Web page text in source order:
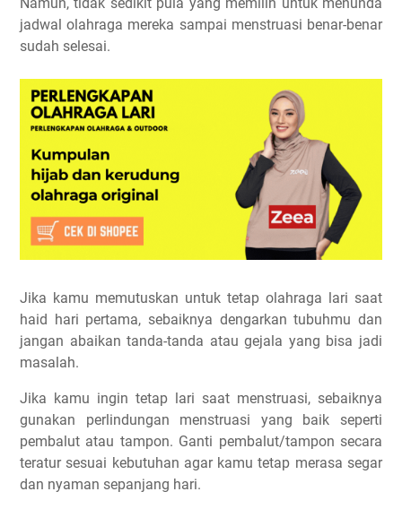
jadwal olahraga mereka sampai menstruasi benar-benar
sudah selesai.
Jika kamu memutuskan untuk tetap olahraga lari saat
haid hari pertama, sebaiknya dengarkan tubuhmu dan
jangan abaikan tanda-tanda atau gejala yang bisa jadi
masalah.
Jika kamu ingin tetap lari saat menstruasi, sebaiknya
gunakan perlindungan menstruasi yang baik seperti
pembalut atau tampon. Ganti pembalut/tampon secara
teratur sesuai kebutuhan agar kamu tetap merasa segar
dan nyaman sepanjang hari.